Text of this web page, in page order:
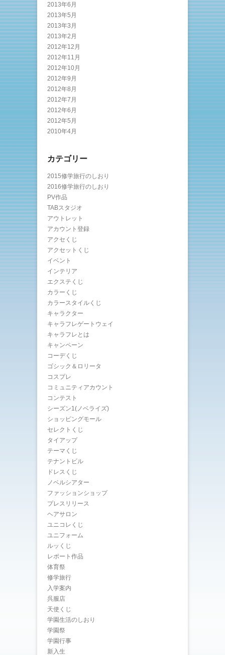
2013年6月
2013年5月
2013年3月
2013年2月
2012年12月
2012年11月
2012年10月
2012年9月
2012年8月
2012年7月
2012年6月
2012年5月
2010年4月
カテゴリー
2015修学旅行のしおり
2016修学旅行のしおり
PV作品
TABスタジオ
アウトレット
アカウント登録
アクセくじ
アクセットくじ
イベント
インテリア
エクステくじ
カラーくじ
カラースタイルくじ
キャラクター
キャラフレゲートウェイ
キャラフレとは
キャンペーン
コーデくじ
ゴシック＆ロリータ
コスプレ
コミュニティアカウント
コンテスト
シーズン1(ノベライズ)
ショッピングモール
セレクトくじ
タイアップ
テーマくじ
テナントビル
ドレスくじ
ノベルシアター
ファッションショップ
プレスリリース
ヘアサロン
ユニコレくじ
ユニフォーム
ルッくじ
レポート作品
体育祭
修学旅行
入学案内
呉服店
天使くじ
学園生活のしおり
学園祭
学園行事
新入生